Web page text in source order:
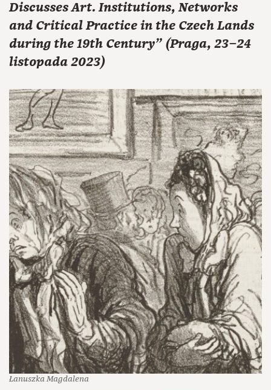
Discusses Art. Institutions, Networks
and Critical Practice in the Czech Lands
during the 19th Century" (Praga, 23–24
listopada 2023)
Łanuszka Magdalena